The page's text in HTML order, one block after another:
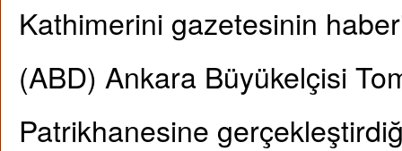
Kathimerini gazetesinin
(ABD) Ankara Büyükelçisi
Patrikhanesine